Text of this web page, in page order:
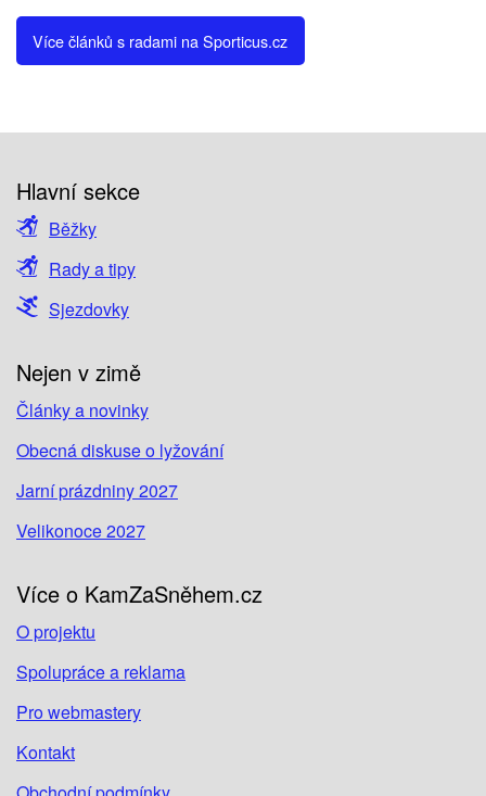
Více článků s radami na Sporticus.cz
Hlavní sekce
Běžky
Rady a tipy
Sjezdovky
Nejen v zimě
Články a novinky
Obecná diskuse o lyžování
Jarní prázdniny 2027
Velikonoce 2027
Více o KamZaSněhem.cz
O projektu
Spolupráce a reklama
Pro webmastery
Kontakt